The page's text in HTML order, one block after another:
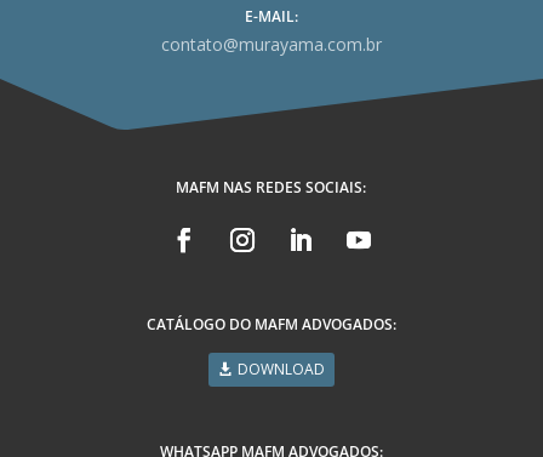
E-MAIL:
contato@murayama.com.br
MAFM NAS REDES SOCIAIS:
CATÁLOGO DO MAFM ADVOGADOS:
DOWNLOAD
WHATSAPP MAFM ADVOGADOS: